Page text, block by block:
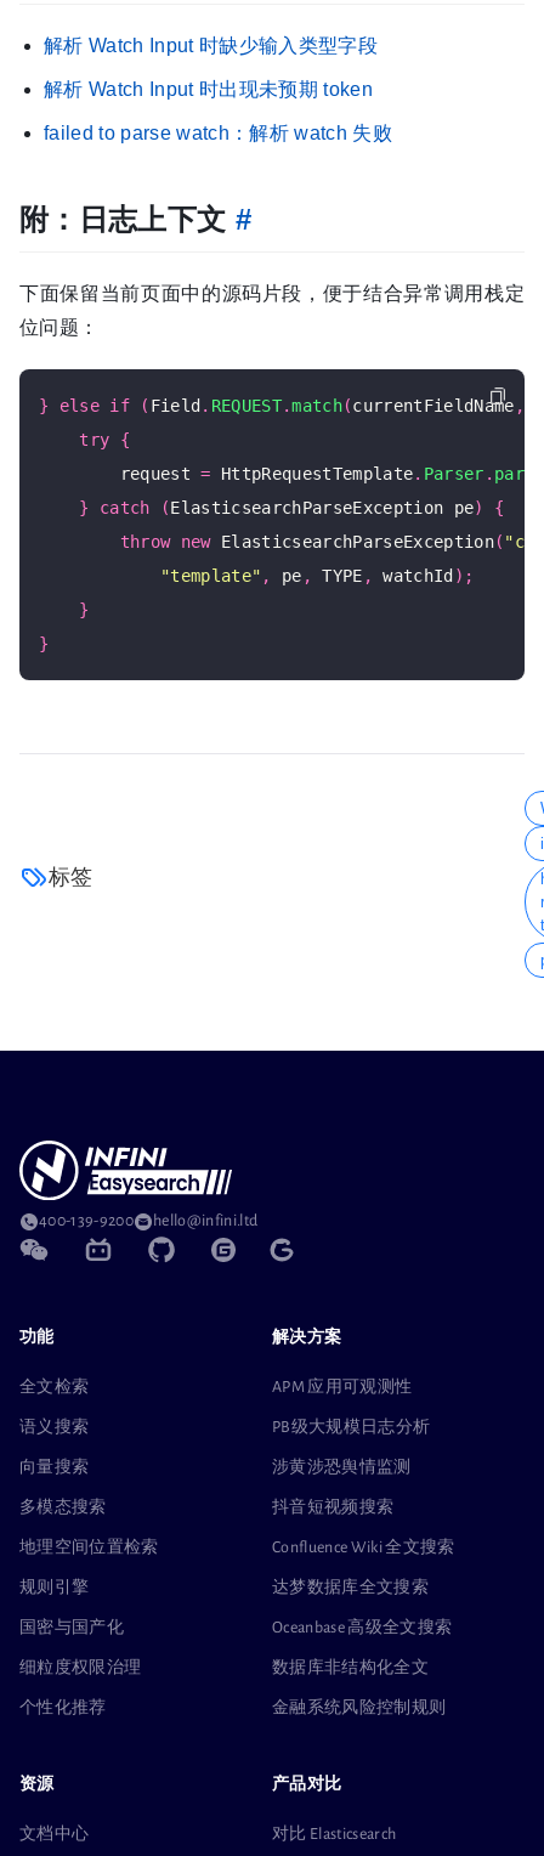
解析 Watch Input 时缺少输入类型字段
解析 Watch Input 时出现未预期 token
failed to parse watch：解析 watch 失败
附：日志上下文 #
下面保留当前页面中的源码片段，便于结合异常调用栈定
位问题：
} else if ( Field . REQUEST.match(currentFieldName ,
try
{
        request
= HttpRequestTemplate. Parser . parse
}
catch (ElasticsearchParseException pe)
{
throw
new ElasticsearchParseException(
"template" , pe , TYPE , watchId );
}
}
标签
400-139-9200 hello@infini.ltd
功能
全文检索
语义搜索
向量搜索
多模态搜索
地理空间位置检索
规则引擎
国密与国产化
细粒度权限治理
个性化推荐
解决方案
APM 应用可观测性
PB级大规模日志分析
涉黄涉恐舆情监测
抖音短视频搜索
Confluence Wiki 全文搜索
达梦数据库全文搜索
Oceanbase 高级全文搜索
数据库非结构化全文
金融系统风险控制规则
资源
文档中心
产品对比
对比 Elasticsearch